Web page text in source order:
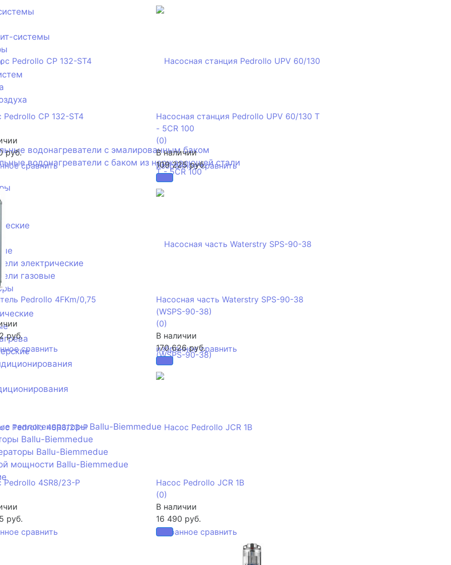
системы
водонагреватели с эмалированным баком
водонагреватели с баком из нержавеющей стали
электрические
газовые
теплогенераторы Ballu-Biemmedue
Ballu-Biemmedue
Ballu-Biemmedue
мощности Ballu-Biemmedue
сравнить
Pedrollo CP 132-ST4
руб.
избранное сравнить
Насосная станция Pedrollo UPV 60/130 T
- 5CR 100
(0)
В наличии
109 225 руб.
сравнить
Pedrollo 4FKm/0,75
руб.
избранное сравнить
Насосная часть Waterstry SPS-90-38
(WSPS-90-38)
(0)
В наличии
170 626 руб.
сравнить
Pedrollo 4SR8/23-P
руб.
избранное сравнить
Насос Pedrollo JCR 1B
(0)
В наличии
16 490 руб.